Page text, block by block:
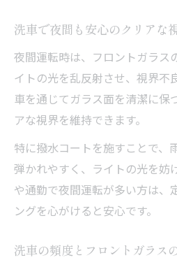
洗車で夜間も安心のクリアな
夜間運転時は、フロントガラス
イトの光を乱反射させ、視界不
車を通じてガラス面を清潔に保
アな視界を維持できます。
特に撥水コートを施すことで、
弾かれやすく、ライトの光を妨
や通勤で夜間運転が多い方は、
ングを心がけると安心です。
洗車の頻度とフロントガラス